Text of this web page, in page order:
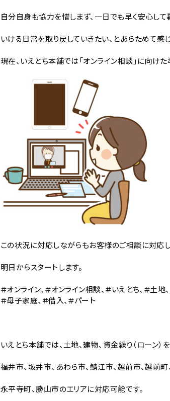
自分自身も協力を惜しまず、一日でも早く安心して
いける日常を取り戻していきたい、とあらためて感
現在、いえとち本舗では「オンライン相談」に向けた
この状況に対応しながらもお客様のご相談に対応
明日からスタートします。
＃オンライン、＃オンライン相談、＃いえとち、＃土
＃母子家庭、＃借入、＃パート
いえとち本舗では、土地、建物、資金繰り（ローン）
福井市、坂井市、あわら市、鯖江市、越前市、越前町
永平寺町、勝山市のエリアに対応可能です。